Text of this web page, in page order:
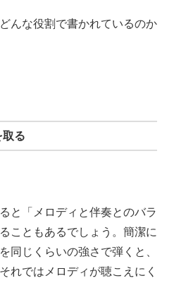
んな役割で書かれているのか
取る
と
「メロディと伴奏とのバラ
こともあるでしょう。簡潔に
同じくらいの強さで弾くと、
それではメロディが聴こえにく